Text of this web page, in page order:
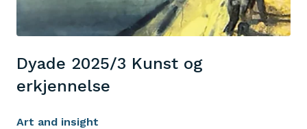
Dyade 2025/3 Kunst og
erkjennelse
Art and insight